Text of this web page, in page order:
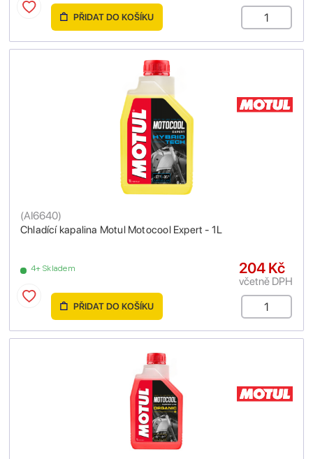
PŘIDAT DO KOŠÍKU
Chladící kapalina Motul Motocool Expert - 1L
(AI6640)
4+ Skladem 204 Kč
včetně DPH
PŘIDAT DO KOŠÍKU